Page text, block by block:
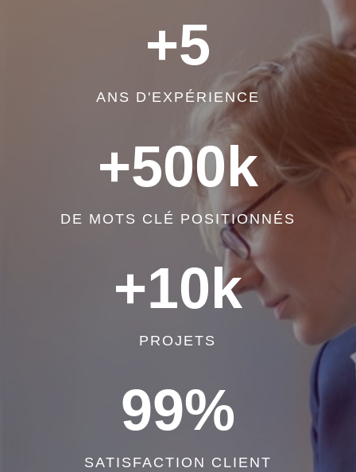
+5
ANS D'EXPÉRIENCE
+500k
DE MOTS CLÉ POSITIONNÉS
+10k
PROJETS
99%
SATISFACTION CLIENT